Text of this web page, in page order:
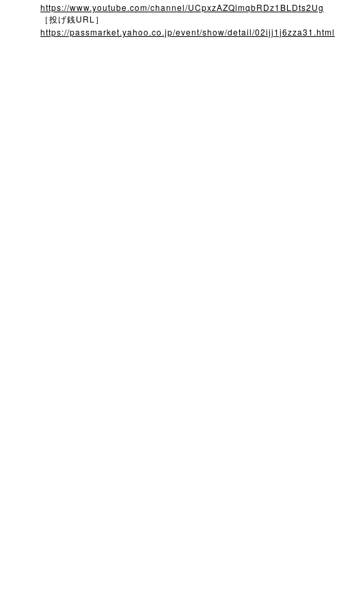
https://www.youtube.com/channel/UCpxzAZQlmqbRDz1BLDts2Ug
［投げ銭URL ］
https://passmarket.yahoo.co.jp/event/show/detail/02ijj1j6zza31.html